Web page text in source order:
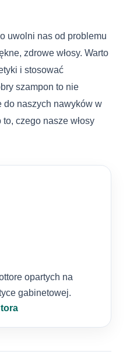
uwolni nas od problemu
zdrowe włosy. Warto
i stosować
szampon to nie
do naszych nawyków w
czego nasze włosy
opartych na
gabinetowej.